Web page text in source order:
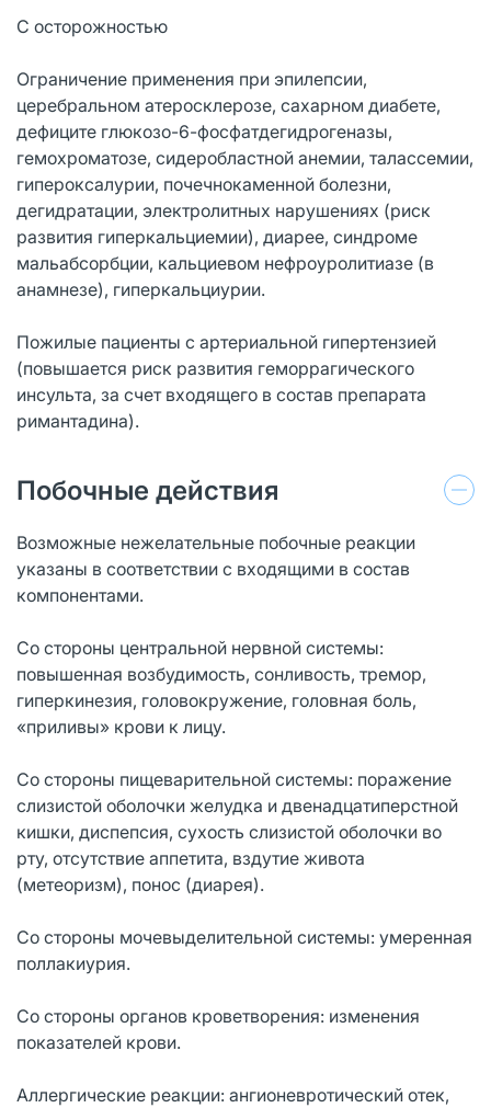
С осторожностью
Ограничение применения при эпилепсии,
церебральном атеросклерозе, сахарном диабете,
дефиците глюкозо-6-фосфатдегидрогеназы,
гемохроматозе, сидеробластной анемии, талассемии,
гипероксалурии, почечнокаменной болезни,
дегидратации, электролитных нарушениях (риск
развития гиперкальциемии), диарее, синдроме
мальабсорбции, кальциевом нефроуролитиазе (в
анамнезе), гиперкальциурии.
Пожилые пациенты с артериальной гипертензией
(повышается риск развития геморрагического
инсульта, за счет входящего в состав препарата
римантадина).
Побочные действия
Возможные нежелательные побочные реакции
указаны в соответствии с входящими в состав
компонентами.
Со стороны центральной нервной системы:
повышенная возбудимость, сонливость, тремор,
гиперкинезия, головокружение, головная боль,
«приливы» крови к лицу.
Со стороны пищеварительной системы: поражение
слизистой оболочки желудка и двенадцатиперстной
кишки, диспепсия, сухость слизистой оболочки во
рту, отсутствие аппетита, вздутие живота
(метеоризм), понос (диарея).
Со стороны мочевыделительной системы: умеренная
поллакиурия.
Со стороны органов кроветворения: изменения
показателей крови.
Аллергические реакции: ангионевротический отек,